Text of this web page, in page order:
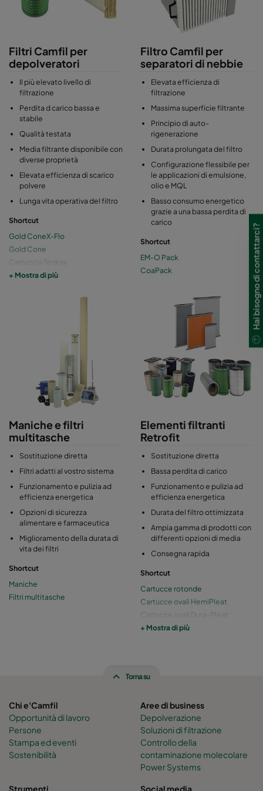
ed emissioni, nonché una durata del filtro ottimizzata.
Come azienda di filtrazione, Camfil sviluppa, produce e migliora
propria produzione, garantendo soluzioni di filtrazione di alta
qualità.
Oltre ai filtri per i sistemi di aspirazione del proprio marchio,
Camfil offre un'ampia gamma di elementi filtranti a cartuccia e a
pannello per il retrofit dei sistemi di depolverazione più comuni
Filtri Camfil per
depolveratori
Il più elevato livello di
filtrazione
Perdita d carico bassa e
stabile
Qualità testata
Media filtrante disponibile con
diverse proprietà
Elevata efficienza di scarico
polvere
Lunga vita operativa del filtro
Shortcut
Gold ConeX-Flo
Gold Cone
Cartuccia Tenkay
Cartucce Quantum Series
+ Mostra di più
Filtro Camfil per
separatori di nebbie
Elevata efficienza di
filtrazione
Massima superficie filtrante
Principio di auto-
rigenerazione
Durata prolungata del filtro
Configurazione flessibile per
le applicazioni di emulsione,
olio e MQL
Basso consumo energetico
grazie a una bassa perdita di
carico
Shortcut
EM-O Pack
CoaPack
Maniche e filtri
multitasche
Sostituzione diretta
Filtri adatti al vostro sistema
Funzionamento e pulizia ad
efficienza energetica
Opzioni di sicurezza
alimentare e farmaceutica
Miglioramento della durata di
vita dei filtri
Shortcut
Maniche
Filtri multitasche
Elementi filtranti
Retrofit
Sostituzione diretta
Bassa perdita di carico
Funzionamento e pulizia ad
efficienza energetica
Durata del filtro ottimizzata
Ampia gamma di prodotti con
differenti opzioni di media
Consegna rapida
Shortcut
Cartucce rotonde
Cartucce ovali HemiPleat
Cartucce ovali Dura-Pleat
Pannelli filtranti
+ Mostra di più
Torna su
Chi e'Camfil
Opportunità di lavoro
Persone
Stampa ed eventi
Sostenibilità
Aree di business
Depolverazione
Soluzioni di filtrazione
Controllo della
contaminazione molecolare
Power Systems
Strumenti
Social media
Hai bisogno di contattarci?